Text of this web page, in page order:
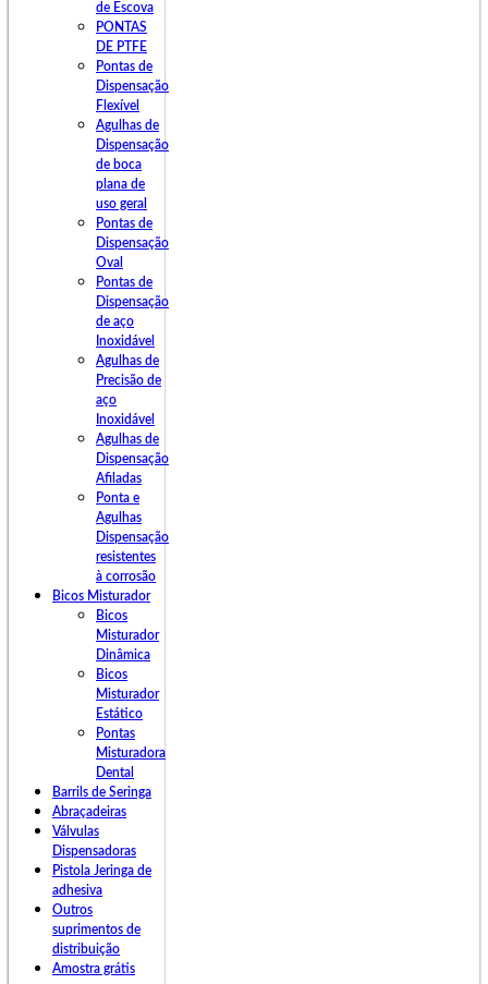
de Escova
PONTAS
DE PTFE
Pontas de
Dispensação
Flexível
Agulhas de
Dispensação
de boca
plana de
uso geral
Pontas de
Dispensação
Oval
Pontas de
Dispensação
de aço
Inoxidável
Agulhas de
Precisão de
aço
Inoxidável
Agulhas de
Dispensação
Afiladas
Ponta e
Agulhas
Dispensação
resistentes
à corrosão
Bicos Misturador
Bicos
Misturador
Dinâmica
Bicos
Misturador
Estático
Pontas
Misturadora
Dental
Barrils de Seringa
Abraçadeiras
Válvulas
Dispensadoras
Pistola Jeringa de
adhesiva
Outros
suprimentos de
distribuição
Amostra grátis